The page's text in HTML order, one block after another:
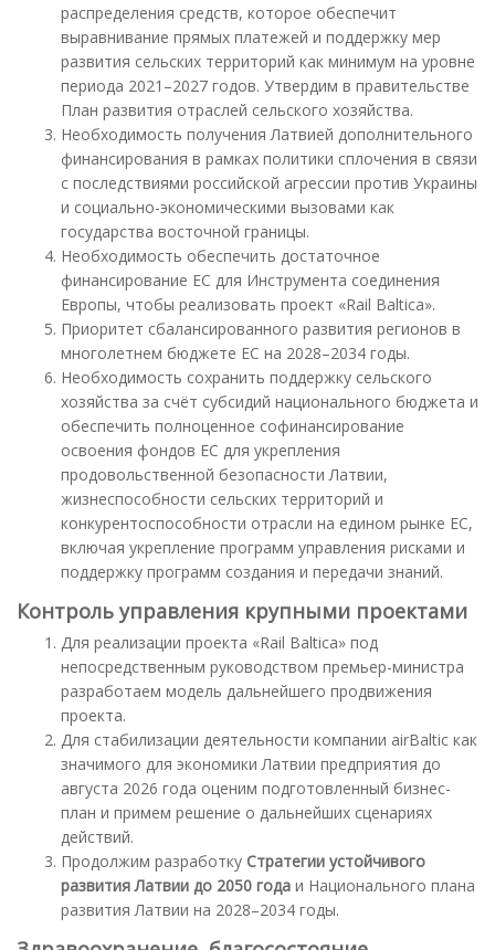
распределения средств, которое обеспечит
выравнивание прямых платежей и поддержку мер
развития сельских территорий как минимум на уровне
периода 2021–2027 годов. Утвердим в правительстве
План развития отраслей сельского хозяйства.
Необходимость получения Латвией дополнительного
финансирования в рамках политики сплочения в связи
с последствиями российской агрессии против Украины
и социально-экономическими вызовами как
государства восточной границы.
Необходимость обеспечить достаточное
финансирование ЕС для Инструмента соединения
Европы, чтобы реализовать проект «Rail Baltica».
Приоритет сбалансированного развития регионов в
многолетнем бюджете ЕС на 2028–2034 годы.
Необходимость сохранить поддержку сельского
хозяйства за счёт субсидий национального бюджета и
обеспечить полноценное софинансирование
освоения фондов ЕС для укрепления
продовольственной безопасности Латвии,
жизнеспособности сельских территорий и
конкурентоспособности отрасли на едином рынке ЕС,
включая укрепление программ управления рисками и
поддержку программ создания и передачи знаний.
Контроль управления крупными проектами
Для реализации проекта «Rail Baltica» под
непосредственным руководством премьер-министра
разработаем модель дальнейшего продвижения
проекта.
Для стабилизации деятельности компании airBaltic как
значимого для экономики Латвии предприятия до
августа 2026 года оценим подготовленный бизнес-
план и примем решение о дальнейших сценариях
действий.
Продолжим разработку Стратегии устойчивого
развития Латвии до 2050 года и Национального плана
развития Латвии на 2028–2034 годы.